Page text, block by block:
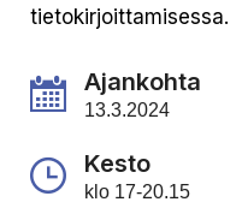
tietokirjoittamisessa.
Ajankohta
13.3.2024
Kesto
klo 17-20.15